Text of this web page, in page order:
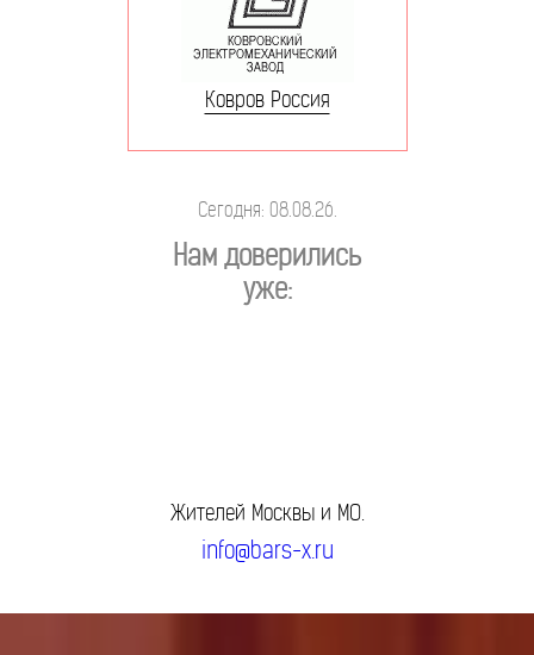
Ковров Россия
Сегодня: 08.08.26.
Нам доверились
уже:
Жителей Москвы и МО.
info@bars-x.ru